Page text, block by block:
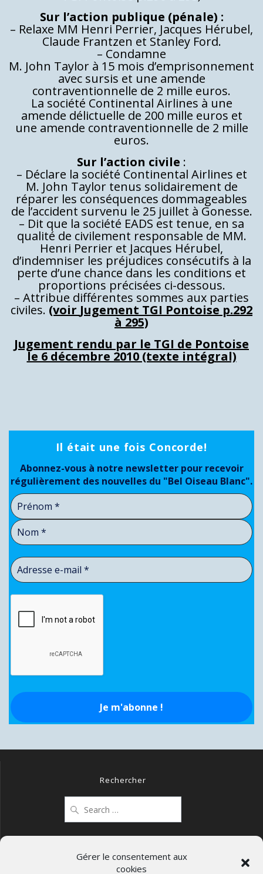
Gérer le consentement aux
cookies
Sur l’action publique (pénale) :
– Relaxe MM Henri Perrier, Jacques Hérubel,
Claude Frantzen et Stanley Ford.
– Condamne
M. John Taylor à 15 mois d’emprisonnement
avec sursis et une amende
contraventionnelle de 2 mille euros.
La société Continental Airlines à une
amende délictuelle de 200 mille euros et
une amende contraventionnelle de 2 mille
euros.
Sur l’action civile :
– Déclare la société Continental Airlines et
M. John Taylor tenus solidairement de
réparer les conséquences dommageables
de l’accident survenu le 25 juillet à Gonesse.
– Dit que la société EADS est tenue, en sa
qualité de civilement responsable de MM.
Henri Perrier et Jacques Hérubel,
d’indemniser les préjudices consécutifs à la
perte d’une chance dans les conditions et
proportions précisées ci-dessous.
– Attribue différentes sommes aux parties
civiles. (voir Jugement TGI Pontoise p.292
à 295)
Jugement rendu par le TGI de Pontoise
le 6 décembre 2010 (texte intégral)
Il était une fois Concorde!
Abonnez-vous à notre newsletter pour recevoir
régulièrement des nouvelles du "Bel Oiseau Blanc".
Rechercher
for:
Mentions légales